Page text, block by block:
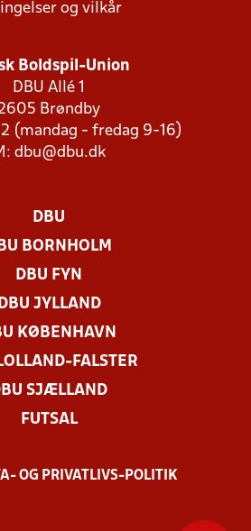
og vilkår
Boldspil-Union
DBU Allé 1
Brøndby
(mandag - fredag 9-16)
dbu@dbu.dk
DBU
BORNHOLM
DBU FYN
DBU JYLLAND
KØBENHAVN
FALSTER
SJÆLLAND
FUTSAL
OG PRIVATLIVS-POLITIK